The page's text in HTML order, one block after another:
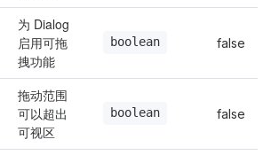
为 Dialog
启用可拖
拽功能
boolean false
拖动范围
可以超出
可视区
boolean false